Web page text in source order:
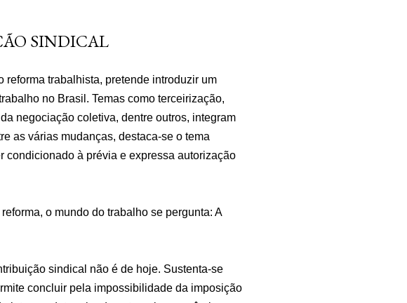
SINDICAL
trabalhista, pretende introduzir um
no Brasil. Temas como terceirização,
negociação coletiva, dentre outros, integram
as várias mudanças, destaca-se o tema
à prévia e expressa autorização
o mundo do trabalho se pergunta: A
sindical não é de hoje. Sustenta-se
concluir pela impossibilidade da imposição